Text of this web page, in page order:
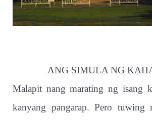
ANG SIMULA NG
Malapit nang marating ng isang
kanyang pangarap. Pero tuwing